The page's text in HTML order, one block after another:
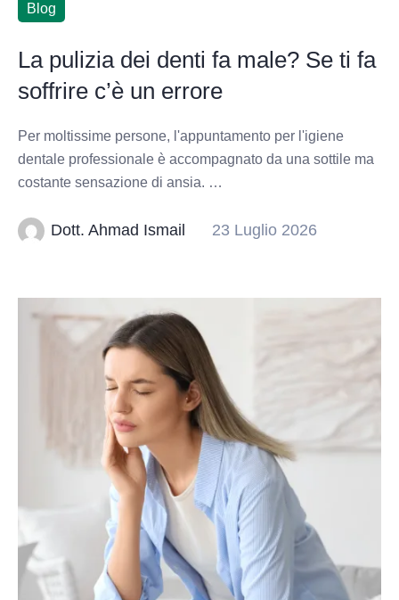
Blog
La pulizia dei denti fa male? Se ti fa
soffrire c’è un errore
Per moltissime persone, l'appuntamento per l'igiene
dentale professionale è accompagnato da una sottile ma
costante sensazione di ansia. …
Dott. Ahmad Ismail 23 Luglio 2026